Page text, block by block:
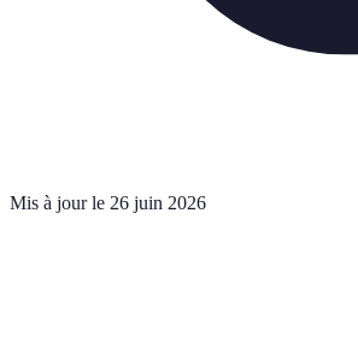
Mis à jour le 26 juin 2026